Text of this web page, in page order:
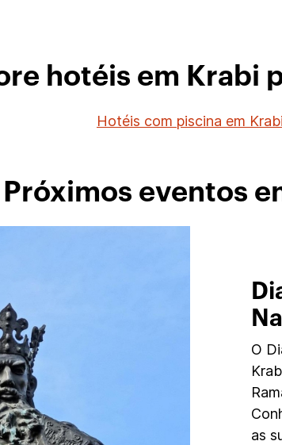
hotéis em Krabi
Hotéis com piscina em Krabi
Próximos eventos
O
as